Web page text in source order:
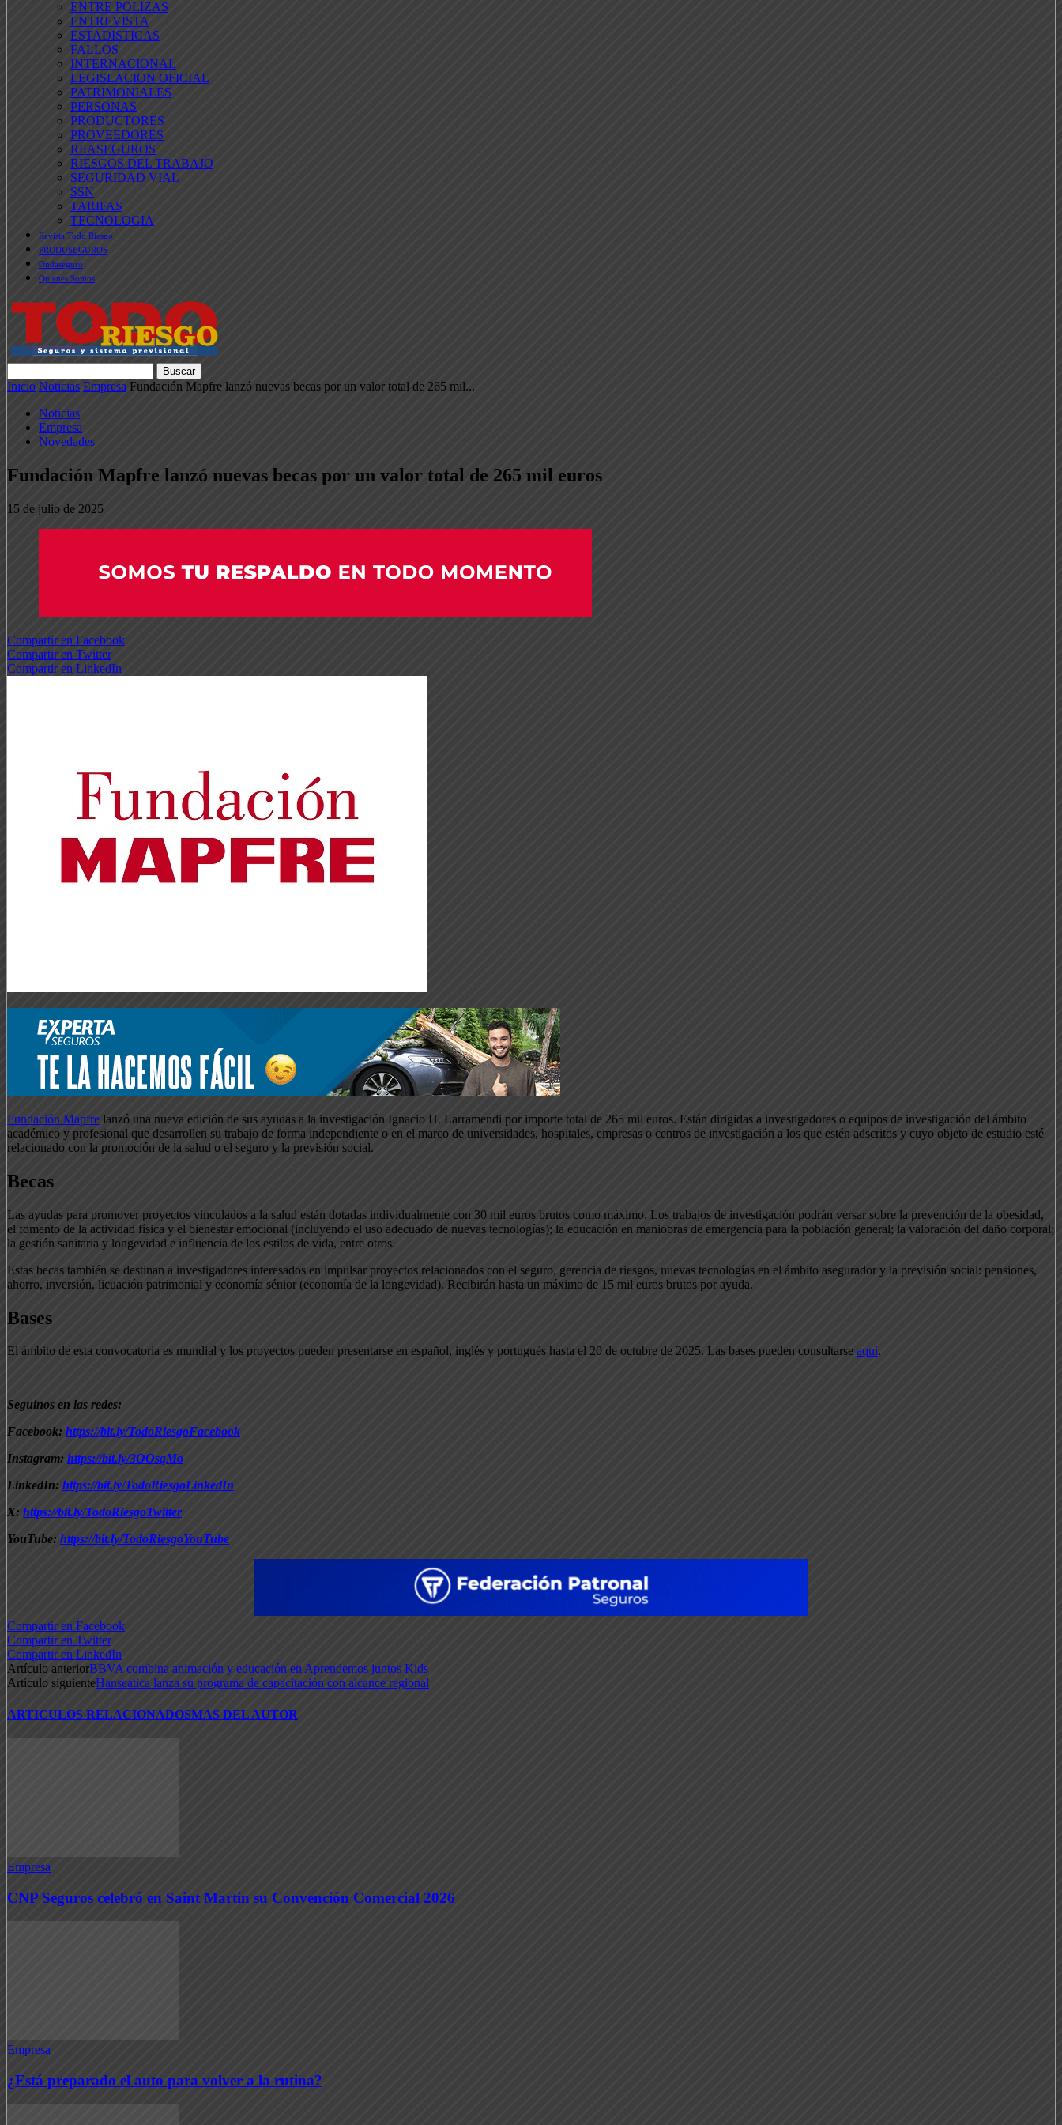
ENTRE POLIZAS
ENTREVISTA
ESTADISTICAS
FALLOS
INTERNACIONAL
LEGISLACION OFICIAL
PATRIMONIALES
PERSONAS
PRODUCTORES
PROVEEDORES
REASEGUROS
RIESGOS DEL TRABAJO
SEGURIDAD VIAL
SSN
TARIFAS
TECNOLOGIA
Revista Todo Riesgo
PRODUSEGUROS
Ondaseguro
Quienes Somos
Inicio Noticias Empresa Fundación Mapfre lanzó nuevas becas por un valor total de 265 mil...
Noticias
Empresa
Novedades
Fundación Mapfre lanzó nuevas becas por un valor total de 265 mil euros
15 de julio de 2025
Compartir en Facebook
Compartir en Twitter
Compartir en LinkedIn
Fundación Mapfre lanzó una nueva edición de sus ayudas a la investigación Ignacio H. Larramendi por importe total de 265 mil euros. Están dirigidas a investigadores o equipos de investigación del ámbito
académico y profesional que desarrollen su trabajo de forma independiente o en el marco de universidades, hospitales, empresas o centros de investigación a los que estén adscritos y cuyo objeto de estudio esté
relacionado con la promoción de la salud o el seguro y la previsión social.
Becas
Las ayudas para promover proyectos vinculados a la salud están dotadas individualmente con 30 mil euros brutos como máximo. Los trabajos de investigación podrán versar sobre la prevención de la obesidad,
el fomento de la actividad física y el bienestar emocional (incluyendo el uso adecuado de nuevas tecnologías); la educación en maniobras de emergencia para la población general; la valoración del daño corporal;
la gestión sanitaria y longevidad e influencia de los estilos de vida, entre otros.
Estas becas también se destinan a investigadores interesados en impulsar proyectos relacionados con el seguro, gerencia de riesgos, nuevas tecnologías en el ámbito asegurador y la previsión social: pensiones,
ahorro, inversión, licuación patrimonial y economía sénior (economía de la longevidad). Recibirán hasta un máximo de 15 mil euros brutos por ayuda.
Bases
El ámbito de esta convocatoria es mundial y los proyectos pueden presentarse en español, inglés y portugués hasta el 20 de octubre de 2025. Las bases pueden consultarse aquí.
Seguinos en las redes:
Facebook: https://bit.ly/TodoRiesgoFacebook
Instagram: https://bit.ly/3OOsqMo
LinkedIn: https://bit.ly/TodoRiesgoLinkedIn
X: https://bit.ly/TodoRiesgoTwitter
YouTube: https://bit.ly/TodoRiesgoYouTube
Compartir en Facebook
Compartir en Twitter
Compartir en LinkedIn
Artículo anteriorBBVA combina animación y educación en Aprendemos juntos Kids
Artículo siguienteHanseatica lanza su programa de capacitación con alcance regional
ARTICULOS RELACIONADOSMAS DEL AUTOR
Empresa
CNP Seguros celebró en Saint Martin su Convención Comercial 2026
Empresa
¿Está preparado el auto para volver a la rutina?